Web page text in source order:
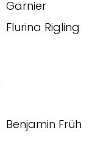
Garnier
Flurina Rigling
Benjamin Früh